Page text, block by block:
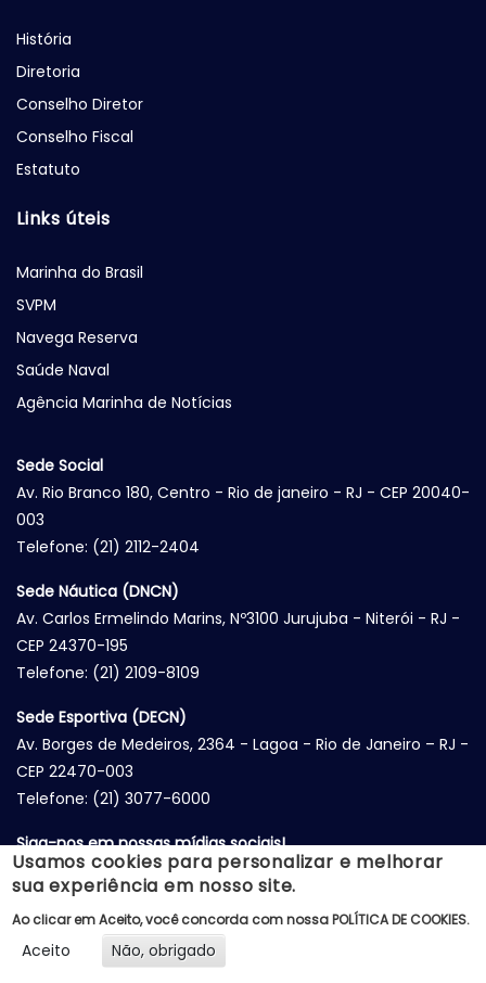
História
Diretoria
Conselho Diretor
Conselho Fiscal
Estatuto
Links úteis
Marinha do Brasil
SVPM
Navega Reserva
Saúde Naval
Agência Marinha de Notícias
Sede Social
Av. Rio Branco 180, Centro - Rio de janeiro - RJ - CEP 20040-
003
Telefone: (21) 2112-2404
Sede Náutica (DNCN)
Av. Carlos Ermelindo Marins, Nº3100 Jurujuba - Niterói - RJ -
CEP 24370-195
Telefone: (21) 2109-8109
Sede Esportiva (DECN)
Av. Borges de Medeiros, 2364 - Lagoa - Rio de Janeiro – RJ -
CEP 22470-003
Telefone: (21) 3077-6000
Siga-nos em nossas mídias sociais!
Copyright @2023 Clube Naval
Usamos cookies para personalizar e melhorar
sua experiência em nosso site.
Ao clicar em Aceito, você concorda com nossaPOLÍTICA DE COOKIES.
Aceito Não, obrigado